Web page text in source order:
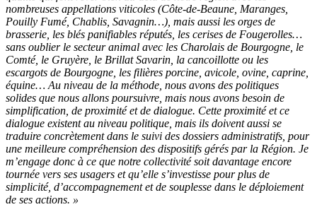
nombreuses appellations viticoles (Côte-de-Beaune, Maranges,
Pouilly Fumé, Chablis, Savagnin…), mais aussi les orges de
brasserie, les blés panifiables réputés, les cerises de Fougerolles…
sans oublier le secteur animal avec les Charolais de Bourgogne, le
Comté, le Gruyère, le Brillat Savarin, la cancoillotte ou les
escargots de Bourgogne, les filières porcine, avicole, ovine, caprine,
équine… Au niveau de la méthode, nous avons des politiques
solides que nous allons poursuivre, mais nous avons besoin de
simplification, de proximité et de dialogue. Cette proximité et ce
dialogue existent au niveau politique, mais ils doivent aussi se
traduire concrètement dans le suivi des dossiers administratifs, pour
une meilleure compréhension des dispositifs gérés par la Région. Je
m’engage donc à ce que notre collectivité soit davantage encore
tournée vers ses usagers et qu’elle s’investisse pour plus de
simplicité, d’accompagnement et de souplesse dans le déploiement
de ses actions. »